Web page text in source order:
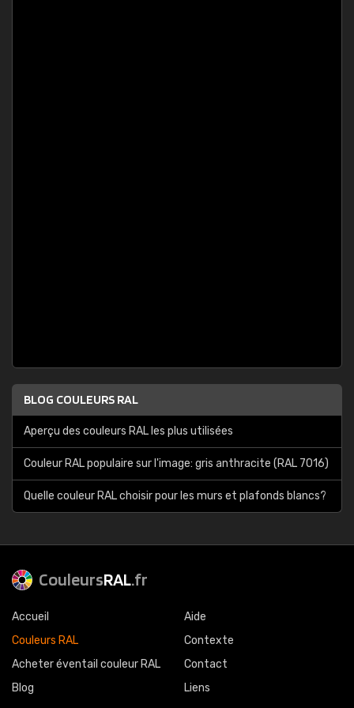
BLOG COULEURS RAL
Aperçu des couleurs RAL les plus utilisées
Couleur RAL populaire sur l'image: gris anthracite (RAL 7016)
Quelle couleur RAL choisir pour les murs et plafonds blancs?
CouleursRAL.fr
Accueil
Couleurs RAL
Acheter éventail couleur RAL
Blog
Aide
Contexte
Contact
Liens